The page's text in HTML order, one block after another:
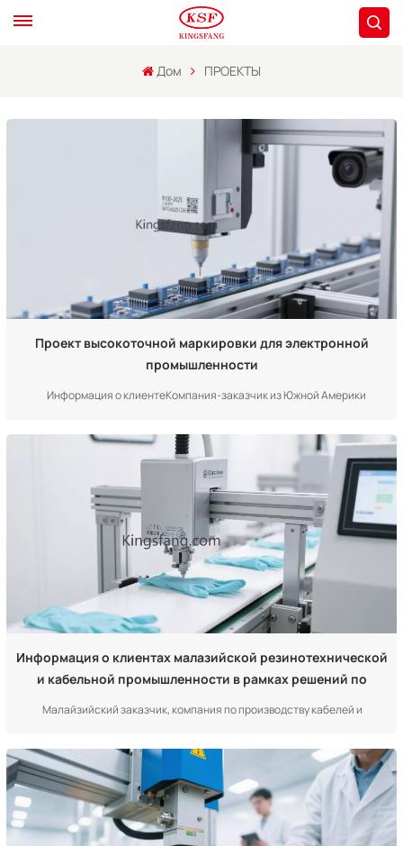
Дом ПРОЕКТЫ
Проект высокоточной маркировки для электронной
промышленности
Информация о клиентеКомпания-заказчик из Южной Америки
компонентов (таких как печатные платы, микросхемы и конденсаторы)
размером от 2 мм x 2 мм. Для отслеживания цепочки поставок им
необходимы печатные коды, а ежедневный объем производст...
Информация о клиентах малазийской резинотехнической
и кабельной промышленности в рамках решений по
Малайзийский заказчик, компания по производству кабелей и
энергетической и автомобильной промышленности страны. Основная
линейка продукции включает высоковольтные кабели 10-220 кВ
(включая резиновые изоляционные слои), маслостойкие резиновые
упло...